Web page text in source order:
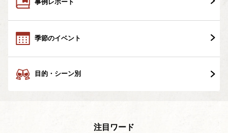
季節のイベント
目的・シーン別
注目ワード